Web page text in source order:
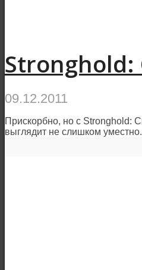
Stronghold:
09.12.2011
Прискорбно, но с Stronghold:
выглядит не слишком уместно.